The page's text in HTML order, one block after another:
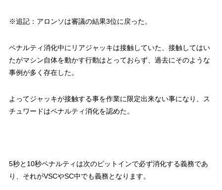
※追記：アロンソは審議の結果3位に戻った。
ペナルティ消化中にリアジャッキは接触していた、接触してはい
たがマシン自体を動かす行動はとっておらず、過去にそのような
事例が多く存在した。
よってジャッキが接触する事を作業に限定出来ない事になり、ス
チュワードはペナルティ消化を認めた。
5秒と10秒ペナルティは次のピットインで必ず消化する義務であ
り、それがVSCやSC中でも義務となります。